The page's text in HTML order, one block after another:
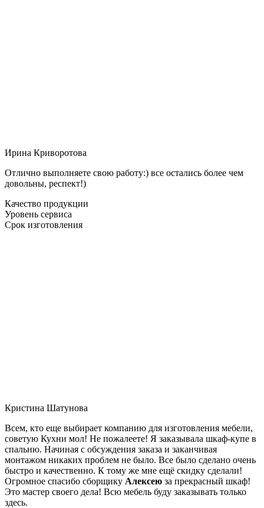
Ирина Криворотова
Отлично выполняете свою работу:) все остались более чем
довольны, респект!)
Качество продукции
Уровень сервиса
Срок изготовления
Кристина Шатунова
Всем, кто еще выбирает компанию для изготовления мебели,
советую Кухни мол! Не пожалеете! Я заказывала шкаф-купе в
спальню. Начиная с обсуждения заказа и заканчивая
монтажом никаких проблем не было. Все было сделано очень
быстро и качественно. К тому же мне ещё скидку сделали!
Огромное спасибо сборщику Алексею за прекрасный шкаф!
Это мастер своего дела! Всю мебель буду заказывать только
здесь.